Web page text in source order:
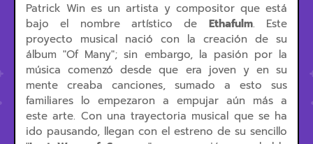
Patrick Win es un artista y compositor que está
bajo el nombre artístico de Ethafulm. Este
proyecto musical nació con la creación de su
álbum "Of Many"; sin embargo, la pasión por la
música comenzó desde que era joven y en su
mente creaba canciones, sumado a esto sus
familiares lo empezaron a empujar aún más a
este arte. Con una trayectoria musical que se ha
ido pausando, llegan con el estreno de su sencillo